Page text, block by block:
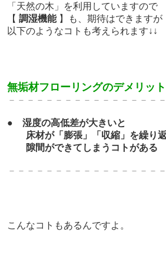
「天然の木」を利用していますので
【 調湿機能】も、期待はできますが
以下のようなコトも考えられます↓↓
無垢材フローリングのデメリット
－－－－－－－－－－－－－ －－－
● 湿度の高低差が大きいと
床材が「膨張」「収縮」を繰り
隙間ができてしまうコトがある
－－－－－－－－－－－－－ －－－
こんなコトもあるんですよ。